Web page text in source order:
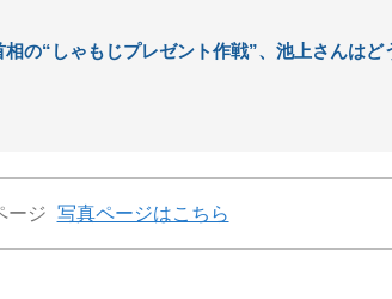
相の“しゃもじプレゼント作戦”、池上さんはど
ージ 写真ページはこちら